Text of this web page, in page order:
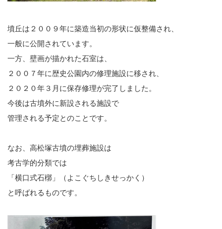
墳丘は２００９年に築造当初の形状に仮整備され、
一般に公開されています。
一方、壁画が描かれた石室は、
２００７年に歴史公園内の修理施設に移され、
２０２０年３月に保存修理が完了しました。
今後は古墳外に新設される施設で
管理される予定とのことです。
なお、高松塚古墳の埋葬施設は
考古学的分類では
「横口式石槨」（よこぐちしきせっかく）
と呼ばれるものです。